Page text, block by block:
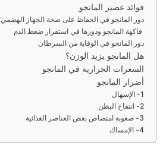
فوائد عصير المانجو
دور المانجو في الحفاظ على صحة الجهاز الهضمي
فاكهة المانجو ودورها في استقرار ضغط الدم
دور المانجو في الوقاية من السرطان
هل المانجو يزيد الوزن؟
السعرات الحرارية في المانجو
أضرار المانجو
1- الإسهال
2- انتفاخ البطن
3- صعوبة امتصاص بعض العناصر الغذائية
4- الإمساك